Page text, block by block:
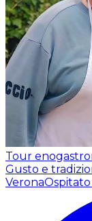
Tour
Gusto e
VeronaOspitato